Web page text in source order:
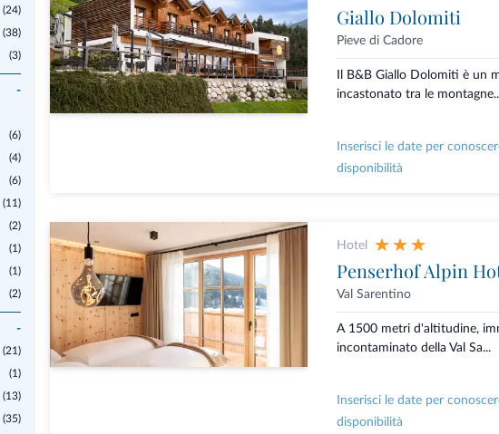
(24)
(38)
(3)
-
(6)
(4)
(6)
(11)
(2)
(1)
(1)
(2)
-
(21)
(1)
(13)
(35)
Giallo Dolomiti
Pieve di Cadore
Il B&B Giallo Dolomiti è un
incastonato tra le
Inserisci le date per
disponibilità
Hotel
Penserhof Alpin
Val Sarentino
A 1500 metri d'altitudine,
incontaminato della Val Sa...
Inserisci le date per
disponibilità